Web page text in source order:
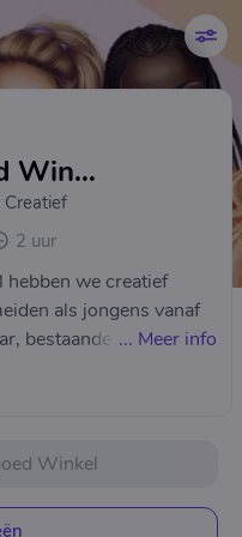
Topmodel Speelgoed Winkel
2 uur
we creatief
als jongens vanaf
bestaande uit kleur-
stickerwerelden.
creatiemappen.
bureauaccessoires.
meer! Het leukste
... Meer info